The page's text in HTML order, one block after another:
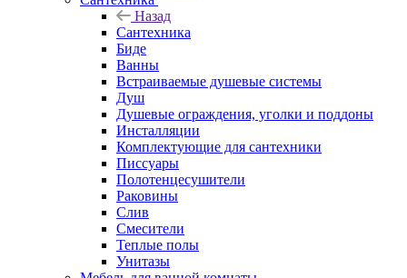
Назад
Сантехника
Биде
Ванны
Встраиваемые душевые системы
Душ
Душевые ограждения, уголки и поддоны
Инсталляции
Комплектующие для сантехники
Писсуары
Полотенцесушители
Раковины
Слив
Смесители
Теплые полы
Унитазы